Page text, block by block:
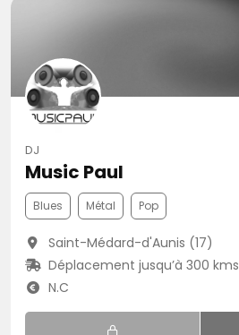
DJ
Music Paul
Blues Métal Pop
Saint-Médard-d'Aunis (17)
Déplacement jusqu’à 300 kms
N.C